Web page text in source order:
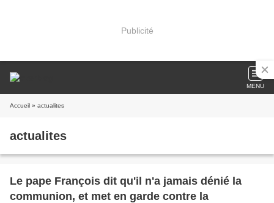
Publicité
MENU
Accueil » actualites
actualites
Le pape François dit qu'il n'a jamais dénié la
communion, et met en garde contre la